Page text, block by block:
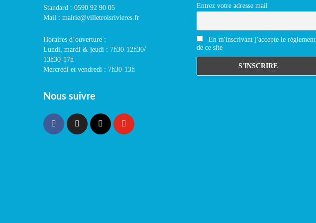
Standard : 0590 92 90 05
Mail : mairie@villetroisrivieres.fr
Horaires d’ouverture :
Lundi, mardi & jeudi : 7h30-12h30/
13h30-17h
Mercredi et vendredi : 7h30-13h
Nous suivre
Entrez votre adresse mail
En m'inscrivant j'accepte le réglement
de ce site